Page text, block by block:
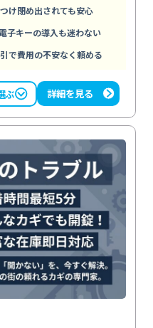
け閉め出されても安心
子キーの導入も迷わない
で費用の不安なく頼める
ぶ 詳細を見る